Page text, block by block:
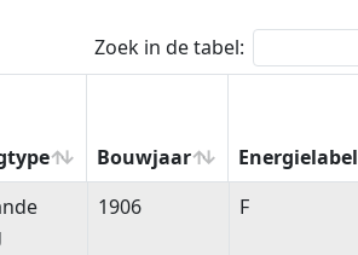
Zoek in de tabel:
Bouwjaar Energielabel
Bouwjaar Energielabel
1906 F